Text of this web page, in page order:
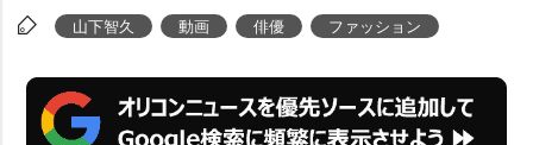
山下智久 動画 俳優 ファッション